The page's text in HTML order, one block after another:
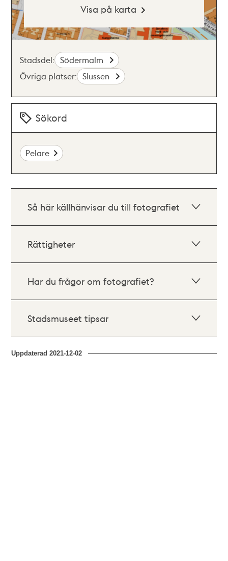
Visa på karta
Stadsdel: Södermalm
Övriga platser: Slussen
Sökord
Pelare
Så här källhänvisar du till fotografiet
Rättigheter
Har du frågor om fotografiet?
Stadsmuseet tipsar
Uppdaterad2021-12-02